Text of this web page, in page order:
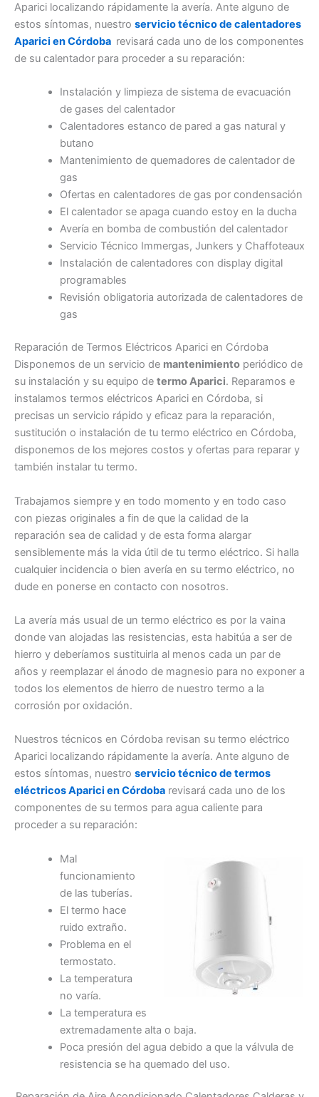
Aparici localizando rápidamente la avería. Ante alguno de
estos síntomas, nuestro servicio técnico de calentadores
Aparici en Córdoba revisará cada uno de los componentes
de su calentador para proceder a su reparación:
Instalación y limpieza de sistema de evacuación
de gases del calentador
Calentadores estanco de pared a gas natural y
butano
Mantenimiento de quemadores de calentador de
gas
Ofertas en calentadores de gas por condensación
El calentador se apaga cuando estoy en la ducha
Avería en bomba de combustión del calentador
Servicio Técnico Immergas, Junkers y Chaffoteaux
Instalación de calentadores con display digital
programables
Revisión obligatoria autorizada de calentadores de
gas
Reparación de Termos Eléctricos Aparici en Córdoba
Disponemos de un servicio de mantenimiento periódico de
su instalación y su equipo de termo Aparici. Reparamos e
instalamos termos eléctricos Aparici en Córdoba, si
precisas un servicio rápido y eficaz para la reparación,
sustitución o instalación de tu termo eléctrico en Córdoba,
disponemos de los mejores costos y ofertas para reparar y
también instalar tu termo.
Trabajamos siempre y en todo momento y en todo caso
con piezas originales a fin de que la calidad de la
reparación sea de calidad y de esta forma alargar
sensiblemente más la vida útil de tu termo eléctrico. Si halla
cualquier incidencia o bien avería en su termo eléctrico, no
dude en ponerse en contacto con nosotros.
La avería más usual de un termo eléctrico es por la vaina
donde van alojadas las resistencias, esta habitúa a ser de
hierro y deberíamos sustituirla al menos cada un par de
años y reemplazar el ánodo de magnesio para no exponer a
todos los elementos de hierro de nuestro termo a la
corrosión por oxidación.
Nuestros técnicos en Córdoba revisan su termo eléctrico
Aparici localizando rápidamente la avería. Ante alguno de
estos síntomas, nuestro servicio técnico de termos
eléctricos Aparici en Córdoba revisará cada uno de los
componentes de su termos para agua caliente para
proceder a su reparación:
Mal
funcionamiento
de las tuberías.
El termo hace
ruido extraño.
Problema en el
termostato.
La temperatura
no varía.
La temperatura es
extremadamente alta o baja.
Poca presión del agua debido a que la válvula de
resistencia se ha quemado del uso.